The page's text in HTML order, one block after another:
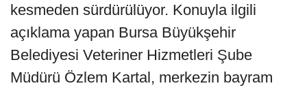
kesmeden sürdürülüyor. Konuyla ilgili
açıklama yapan Bursa Büyükşehir
Belediyesi Veteriner Hizmetleri Şube
Müdürü Özlem Kartal, merkezin bayram